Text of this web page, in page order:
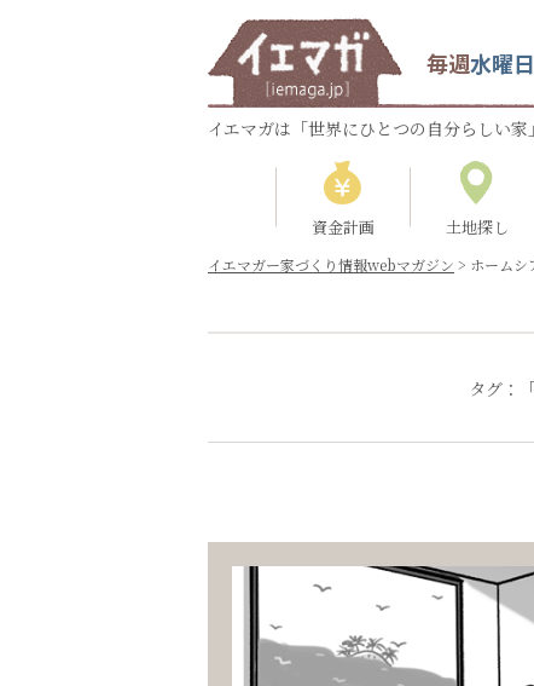
毎週水曜日
イエマガは「世界にひとつの自分らしい
資金計画 土地探し
イエマガー家づくり情報webマガジン > ホームシ
タグ：